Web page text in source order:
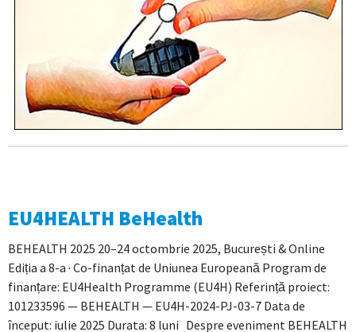
EU4HEALTH BeHealth
BEHEALTH 2025 20–24 octombrie 2025, București & Online
Ediția a 8-a · Co-finanțat de Uniunea Europeană Program de
finanțare: EU4Health Programme (EU4H) Referință proiect:
101233596 — BEHEALTH — EU4H-2024-PJ-03-7 Data de
început: iulie 2025 Durata: 8 luni Despre eveniment BEHEALTH